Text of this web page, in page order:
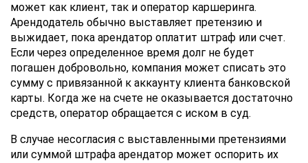
Отправляя
данные,
Вы
соглашаетесь
с
Правилами
обработки
персональных
данных
может как клиент, так и оператор каршеринга.
Арендодатель обычно выставляет претензию и
выжидает, пока арендатор оплатит штраф или счет.
Если через определенное время долг не будет
погашен добровольно, компания может списать это
сумму с привязанной к аккаунту клиента банковской
карты. Когда же на счете не оказывается достаточно
средств, оператор обращается с иском в суд.
В случае несогласия с выставленными претензиями
или суммой штрафа арендатор может оспорить их